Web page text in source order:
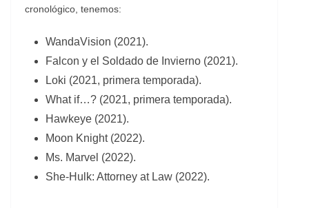
cronológico, tenemos:
WandaVision (2021).
Falcon y el Soldado de Invierno (2021).
Loki (2021, primera temporada).
What if…? (2021, primera temporada).
Hawkeye (2021).
Moon Knight (2022).
Ms. Marvel (2022).
She-Hulk: Attorney at Law (2022).